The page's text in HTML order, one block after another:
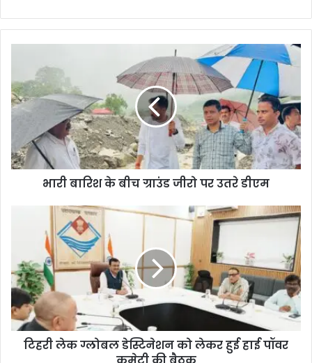
te
भारी बारिश के बीच ग्राउंड जीरो पर उतरे डीएम
टिहरी लेक ग्लोबल डेस्टिनेशन को लेकर हुई हाई पॉवर